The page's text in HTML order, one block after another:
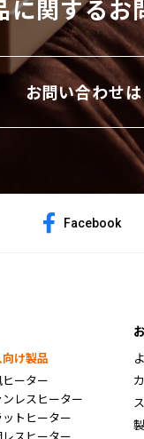
に関するお
お問い合わせ
Facebook
け製品
ーター
ンレスヒーター
ットヒーター